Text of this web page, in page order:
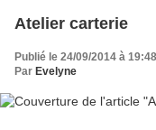
Atelier carterie
Publié le 24/09/2014 à 19:48
Par Evelyne